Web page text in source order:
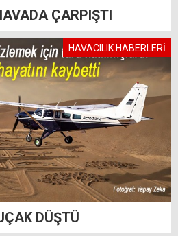
ÇARPIŞTI
HAVACILIK HABERLERİ
DÜŞTÜ